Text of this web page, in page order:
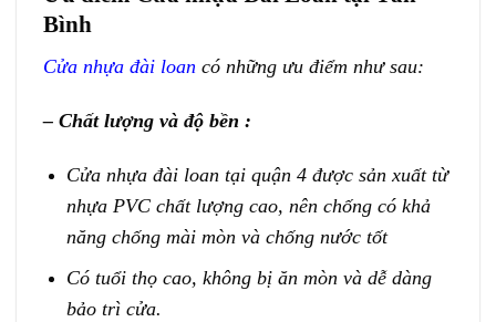
Bình
Cửa nhựa đài loan có những ưu điểm như sau:
– Chất lượng và độ bền :
Cửa nhựa đài loan tại quận 4 được sản xuất từ
nhựa PVC chất lượng cao, nên chống có khả
năng chống mài mòn và chống nước tốt
Có tuổi thọ cao, không bị ăn mòn và dễ dàng
bảo trì cửa.